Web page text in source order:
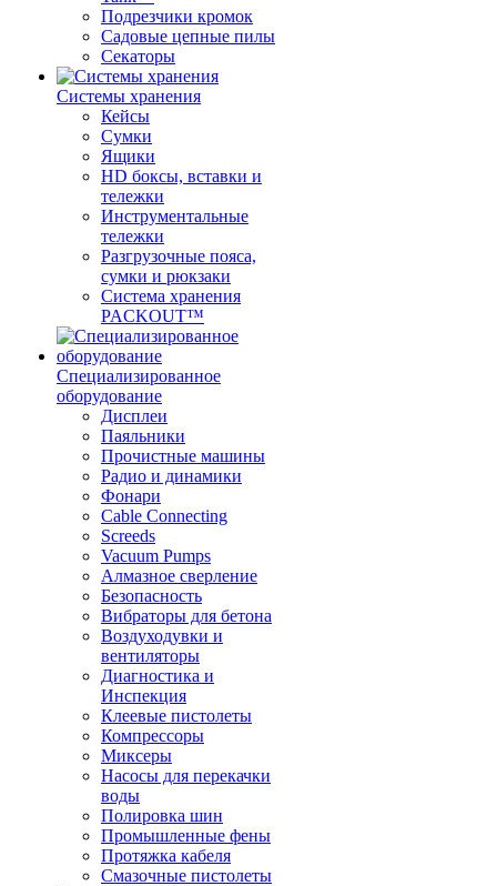
Подрезчики кромок
Садовые цепные пилы
Секаторы
Системы хранения
Кейсы
Сумки
Ящики
HD боксы, вставки и
тележки
Инструментальные
тележки
Разгрузочные пояса,
сумки и рюкзаки
Система хранения
PACKOUT™
Специализированное
оборудование
Дисплеи
Паяльники
Прочистные машины
Радио и динамики
Фонари
Cable Connecting
Screeds
Vacuum Pumps
Алмазное сверление
Безопасность
Вибраторы для бетона
Воздуходувки и
вентиляторы
Диагностика и
Инспекция
Клеевые пистолеты
Компрессоры
Миксеры
Насосы для перекачки
воды
Полировка шин
Промышленные фены
Протяжка кабеля
Смазочные пистолеты